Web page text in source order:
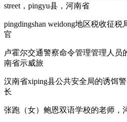
street，pingyu县，河南省
pingdingshan weidong地区税收征
官
卢霍尔交通警察命令管理管理人员
南省示威旅
汉南省xiping县公共安全局的诱饵警
长
张跑（女）鲍恩双语学校的老师，